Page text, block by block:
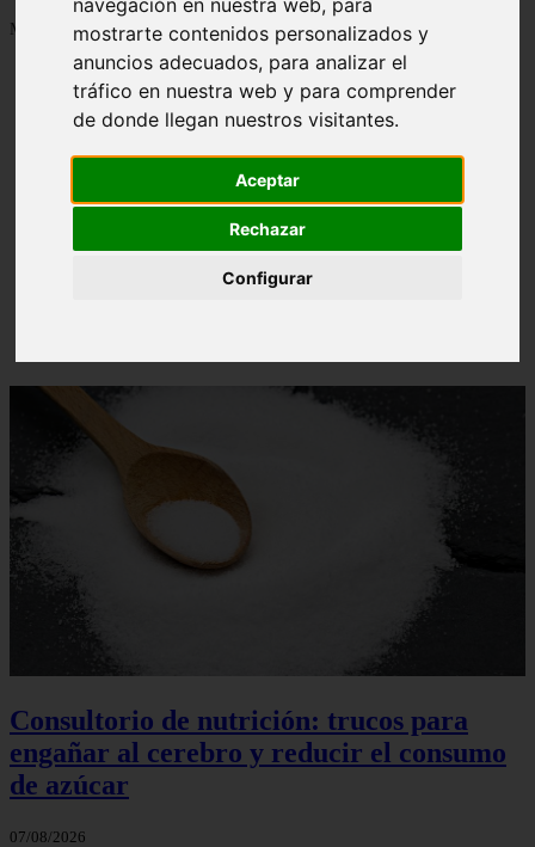
mostrarte contenidos personalizados y
anuncios adecuados, para analizar el
tráfico en nuestra web y para comprender
de donde llegan nuestros visitantes.
Aceptar
Rechazar
Configurar
Mostrando 1 - 24 de 1288 artículos
Contraindicaciones del espino amarillo: conocelas
ahora
Consultorio de nutrición: trucos para
engañar al cerebro y reducir el consumo
de azúcar
07/08/2026